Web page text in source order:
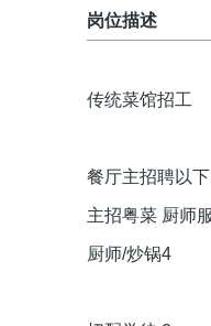
岗位描述
传统菜馆招工
餐厅主招聘以下
主招粤菜 厨师
厨师/炒锅4